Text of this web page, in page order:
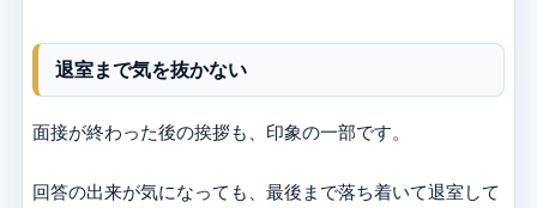
退室まで気を抜かない
面接が終わった後の挨拶も、印象の一部です。
回答の出来が気になっても、最後まで落ち着いて退室して